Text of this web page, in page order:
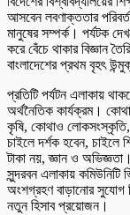
আসবেন লবণাক্ততার
মানুষের সম্পর্ক। পর্যটক
করে বেঁচে থাকার বিজ্ঞান
বাংলাদেশের প্রথম বৃহৎ
প্রতিটি পর্যটন এলাকায়
অর্থনৈতিক কার্যক্রম।
কৃষি, কোথাও লোকসংস্কৃতি,
চাইলে দর্শক হবেন, চাইলে
টাকা নয়, জ্ঞান ও
সুন্দরবন এলাকায় কমিউনিটি
অংশগ্রহণ বাড়ানোর সুযোগ
নতুন হিসাব প্রয়োজন।